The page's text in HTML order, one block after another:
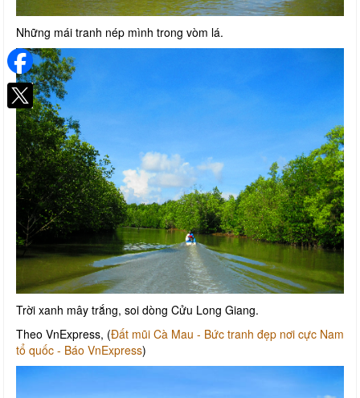
Những mái tranh nép mình trong vòm lá.
Trời xanh mây trắng, soi dòng Cửu Long Giang.
Theo VnExpress, (Đất mũi Cà Mau - Bức tranh đẹp nơi cực Nam
tổ quốc - Báo VnExpress)